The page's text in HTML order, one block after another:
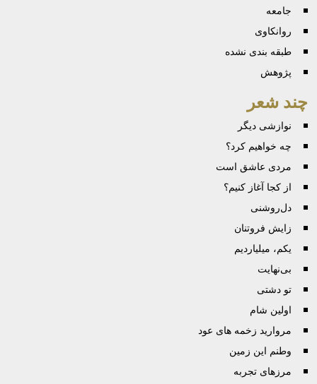
جامعه
روانكاوی
طبقه بندی نشده
پژوهش
چند شعر
نوازشی دیگر
چه خواهیم کرد؟
مردی عاشق است
از کجا آغاز کنیم؟
دل‌روشنی
زایش فروتنان
یکم، میلیاردیم
بی‌نهایت
تو دشتی
اولین شام
مروارید زخمه های عود
وطنم این زمین
مرزهای تجربه